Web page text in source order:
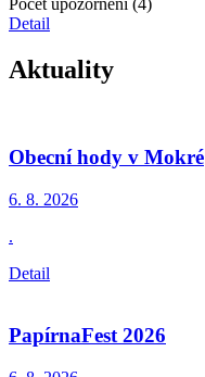
Detail
Aktuality
Obecní hody v Mokré
6. 8. 2026
.
Detail
PapírnaFest 2026